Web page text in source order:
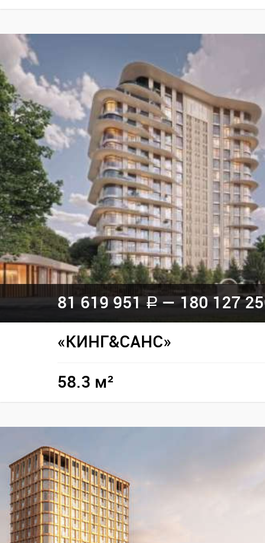
81 619 951a— 180 127
«КИНГ&САНС»
58.3 м²